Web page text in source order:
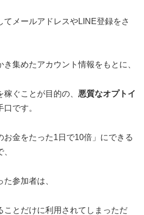
てメールアドレスやLINE登録をさ
集めたアカウント情報をもとに、
ぐことが目的の、 悪質なオプトイ
口です。
お金をたった1日で10倍」にできる
参加者は、
ことだけに利用されてしまっただ